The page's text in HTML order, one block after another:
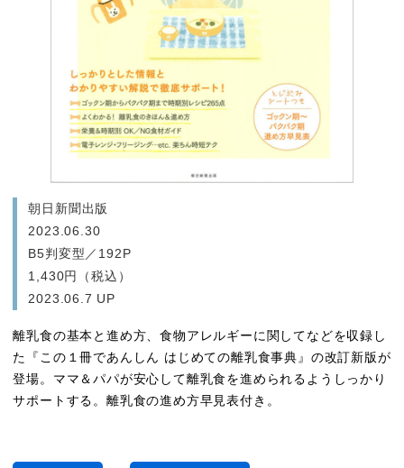
朝日新聞出版
2023.06.30
B5判変型／192P
1,430円（税込）
2023.06.7 UP
離乳食の基本と進め方、食物アレルギーに関してなどを収録し
た『この１冊であんしん はじめての離乳食事典』の改訂新版が
登場。ママ＆パパが安心して離乳食を進められるようしっかり
サポートする。離乳食の進め方早見表付き。